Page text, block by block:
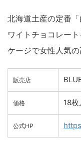
北海道土産の定番
ワイトチョコレー
ケージで女性人気の
販売店
価格 18
公式HP